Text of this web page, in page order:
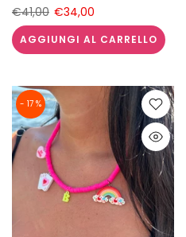
€41,00 €34,00
AGGIUNGI AL CARRELLO
- 17 %